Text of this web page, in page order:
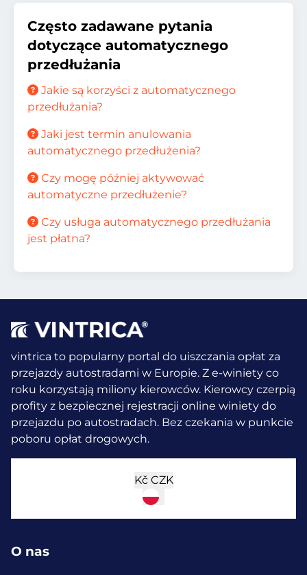
Często zadawane pytania
dotyczące automatycznego
przedłużania
Jakie są korzyści z automatycznego
przedłużania?
Jaki jest termin anulowania
automatycznego przedłużenia?
Czy mogę później aktywować
automatyczne przedłużenie?
Czy usługa automatycznego przedłużania
jest płatna?
vintrica to popularny portal do uiszczania opłat za
przejazdy autostradami w Europie. Z e-winiety co
roku korzystają miliony kierowców. Kierowcy czerpią
profity z bezpiecznej rejestracji online winiety do
przejazdu po autostradach. Bez czekania w punkcie
poboru opłat drogowych.
Kč CZK
O nas